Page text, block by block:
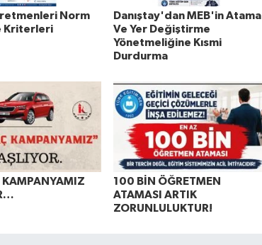
Norm
Kriterleri
Danıştay'dan MEB'in Atama
Ve Yer Değiştirme
Yönetmeliğine Kısmi
Durdurma
KAMPANYAMIZ
100 BİN ÖĞRETMEN
ATAMASI ARTIK
ZORUNLULUKTUR!